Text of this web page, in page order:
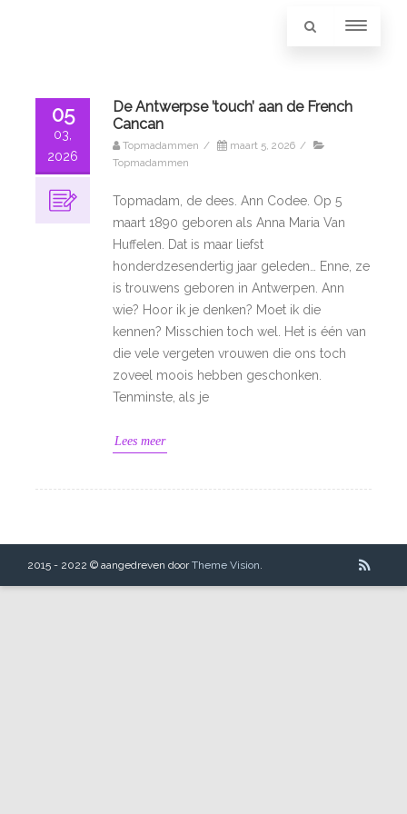
05
03,
2026
De Antwerpse ’touch’ aan de French
Cancan
Topmadammen / maart 5, 2026 /
Topmadammen
Topmadam, de dees. Ann Codee. Op 5
maart 1890 geboren als Anna Maria Van
Huffelen. Dat is maar liefst
honderdzesendertig jaar geleden… Enne, ze
is trouwens geboren in Antwerpen. Ann
wie? Hoor ik je denken? Moet ik die
kennen? Misschien toch wel. Het is één van
die vele vergeten vrouwen die ons toch
zoveel moois hebben geschonken.
Tenminste, als je
Lees meer
2015 - 2022 © aangedreven doorTheme Vision.